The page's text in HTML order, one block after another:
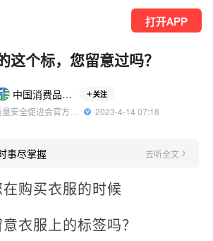
打开APP
这个标，您留意过吗？
中国消费品质量安全 关注
  2023-4-14 07:18
事尽掌握 去听全文
在购买衣服的时候
衣服上的标签吗？